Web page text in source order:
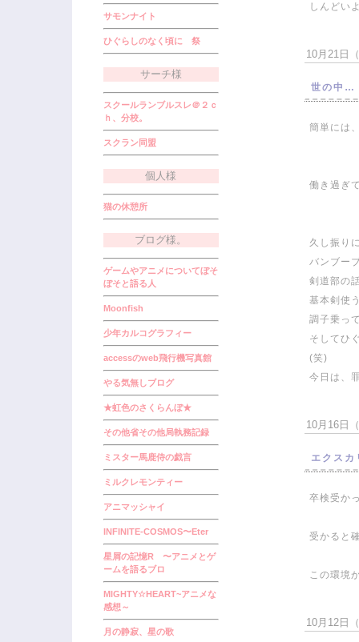
サモンナイト
ひぐらしのなく頃に 祭
サーチ様
スクールランブルスレ＠２ｃ
ｈ、分校。
スクラン同盟
個人様
猫の休憩所
ブログ様。
ゲームやアニメについてぼそ
ぼそと語る人
Moonfish
少年カルコグラフィー
accessのweb飛行機写真館
やる気無しブログ
★虹色のさくらんぼ★
その他省その他局執務記録
ミスター馬鹿侍の戯言
ミルクレモンティー
アニマッシャイ
INFINITE-COSMOS〜Eter
星屑の記憶R 〜アニメとゲ
ームを語るブロ
MIGHTY☆HEART~アニメな
感想～
月の静寂、星の歌
しんどい
10月21日
世の中…
簡単には
働き過ぎ
久し振り
バンブー
剣道部の
基本剣使
調子乗っ
そしてひ
(笑)
今日は、
10月16日
エクスカ
卒検受か
受かると
この環境
10月12日